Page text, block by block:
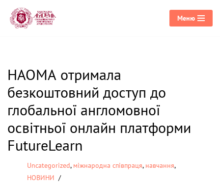
Перейти
Меню
НАОМА отримала
безкоштовний доступ до
глобальної англомовної
освітньої онлайн платформи
FutureLearn
Uncategorized, міжнародна співпраця, навчання,
НОВИНИ